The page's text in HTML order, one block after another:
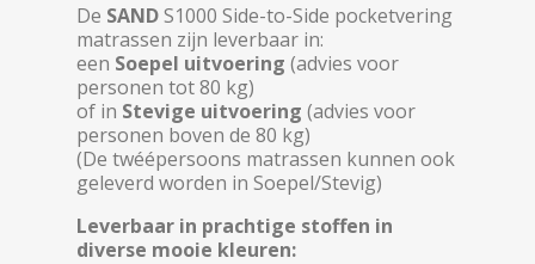
De SANDS1000 Side-to-Side pocketvering
matrassen zijn leverbaar in:
een Soepel uitvoering (advies voor
personen tot 80 kg)
of in Stevige uitvoering (advies voor
personen boven de 80 kg)
(De twéépersoons matrassen kunnen ook
geleverd worden in Soepel/Stevig)
Leverbaar in prachtige stoffen in
diverse mooie kleuren: